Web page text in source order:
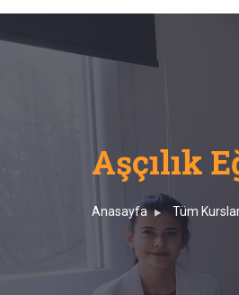
Aşçılık
Anasayfa Tüm